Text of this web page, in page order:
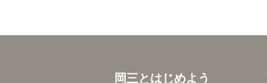
岡三とはじめよう